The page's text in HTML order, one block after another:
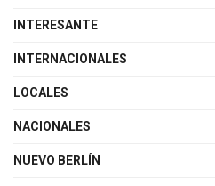
INTERESANTE
INTERNACIONALES
LOCALES
NACIONALES
NUEVO BERLÍN